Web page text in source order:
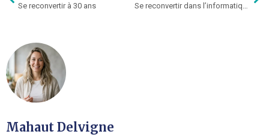
Se reconvertir à 30 ans
Mahaut Delvigne